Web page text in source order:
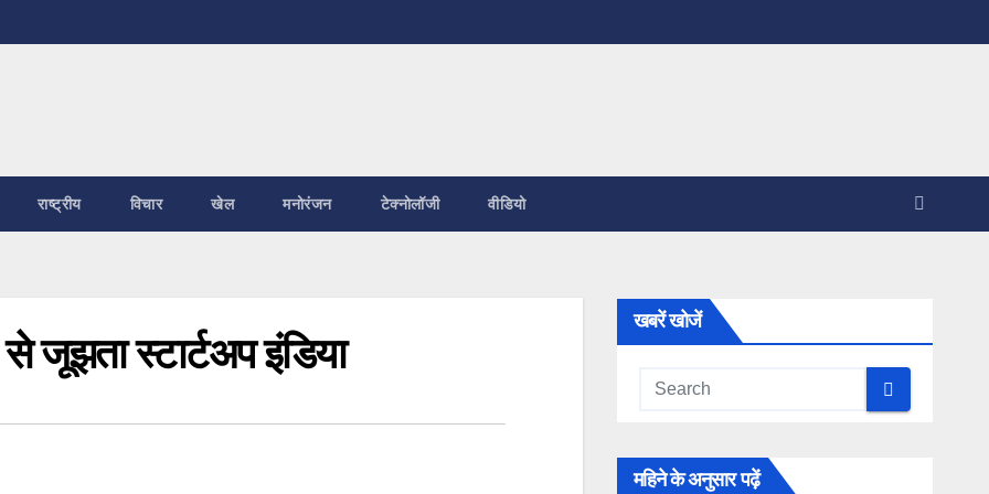
राष्ट्रीय विचार खेल मनोरंजन टेक्नोलॉजी वीडियो
स्‍टार्टअप इंडिया
खबरें खोजें
महिने के अनुसार पढ़ें